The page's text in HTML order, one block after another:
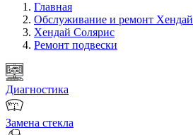
Главная
Обслуживание и ремонт Хендай
Хендай Солярис
Ремонт подвески
Диагностика
Замена стекла